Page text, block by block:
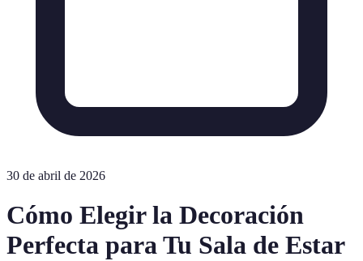
30 de abril de 2026
Cómo Elegir la Decoración
Perfecta para Tu Sala de Estar